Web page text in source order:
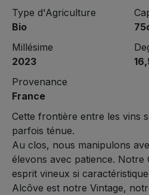
Type d'Agriculture
Bio
Millésime
2023
Provenance
France
Cette frontière entre les vins
parfois ténue.
Au clos, nous manipulons
élevons avec patience. Notre
esprit vineux si
Alcôve est notre Vintage,